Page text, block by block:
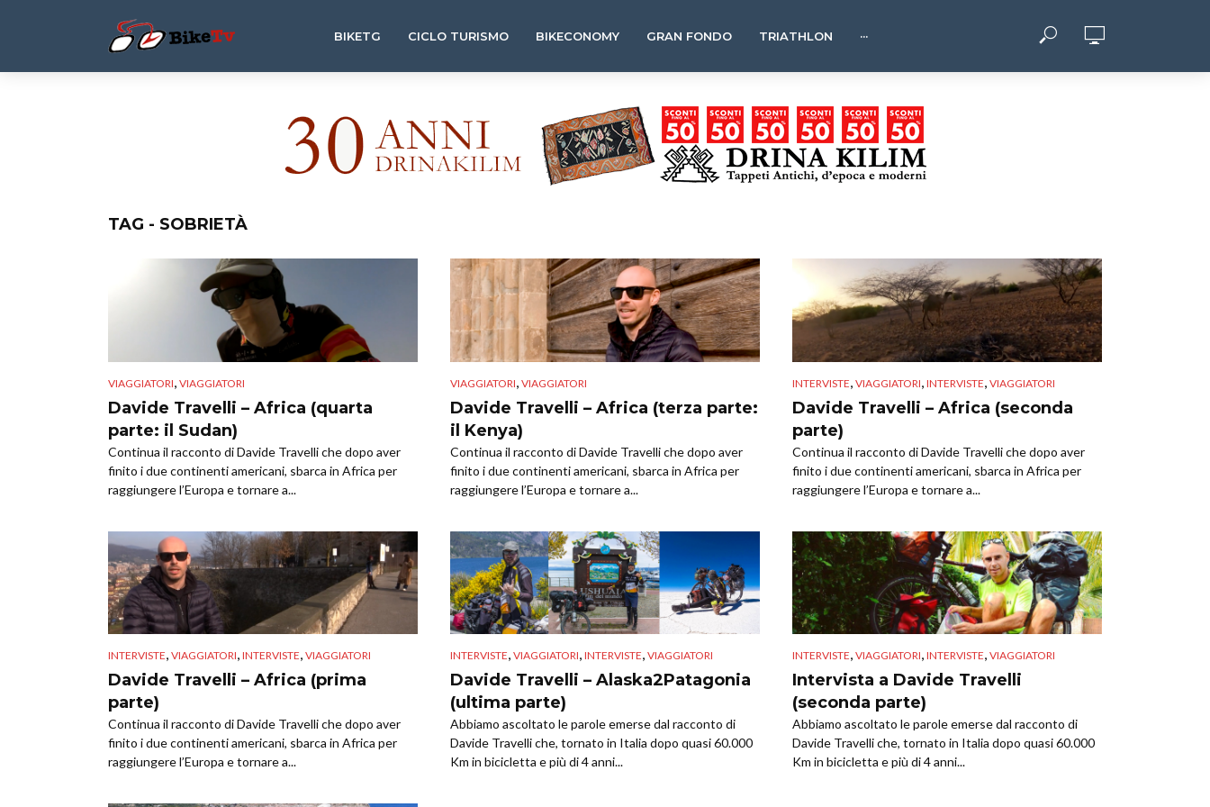
BIKETG CICLO TURISMO BIKECONOMY GRAN FONDO TRIATHLON ···
TAG - SOBRIETÀ
VIAGGIATORI VIAGGIATORI
Davide Travelli – Africa (quarta
parte: il Sudan)
Continua il racconto di Davide Travelli che dopo aver
finito i due continenti americani, sbarca in Africa per
raggiungere l’Europa e tornare a...
VIAGGIATORI VIAGGIATORI
Davide Travelli – Africa (terza parte:
il Kenya)
Continua il racconto di Davide Travelli che dopo aver
finito i due continenti americani, sbarca in Africa per
raggiungere l’Europa e tornare a...
INTERVISTE VIAGGIATORI INTERVISTE VIAGGIATORI
Davide Travelli – Africa (seconda
parte)
Continua il racconto di Davide Travelli che dopo aver
finito i due continenti americani, sbarca in Africa per
raggiungere l’Europa e tornare a...
INTERVISTE, VIAGGIATORI, INTERVISTE, VIAGGIATORI
Davide Travelli – Africa (prima
parte)
Continua il racconto di Davide Travelli che dopo aver
finito i due continenti americani, sbarca in Africa per
raggiungere l’Europa e tornare a...
INTERVISTE, VIAGGIATORI, INTERVISTE, VIAGGIATORI
Davide Travelli – Alaska2Patagonia
(ultima parte)
Abbiamo ascoltato le parole emerse dal racconto di
Davide Travelli che, tornato in Italia dopo quasi 60.000
Km in bicicletta e più di 4 anni...
INTERVISTE, VIAGGIATORI, INTERVISTE, VIAGGIATORI
Intervista a Davide Travelli
(seconda parte)
Abbiamo ascoltato le parole emerse dal racconto di
Davide Travelli che, tornato in Italia dopo quasi 60.000
Km in bicicletta e più di 4 anni...